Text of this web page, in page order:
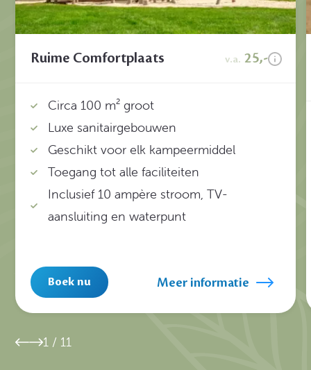
Ruime Comfortplaats v.a. 25,-
Circa 100 m² groot
Luxe sanitairgebouwen
Geschikt voor elk kampeermiddel
Toegang tot alle faciliteiten
Inclusief 10 ampère stroom, TV-
aansluiting en waterpunt
Boek nu Meer informatie
1 / 11